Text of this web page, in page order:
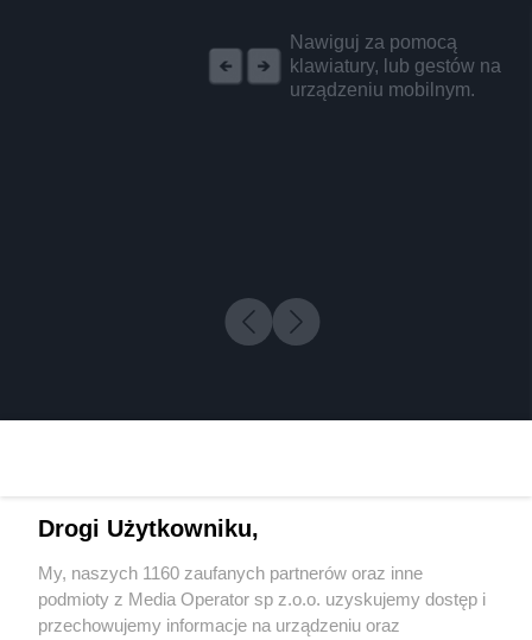
Nawiguj za pomocą
klawiatury, lub gestów na
urządzeniu mobilnym.
Wydawca mediów lokalnych
Drogi Użytkowniku,
My, naszych 1160 zaufanych partnerów oraz inne
podmioty z Media Operator sp z.o.o. uzyskujemy dostęp i
przechowujemy informacje na urządzeniu oraz